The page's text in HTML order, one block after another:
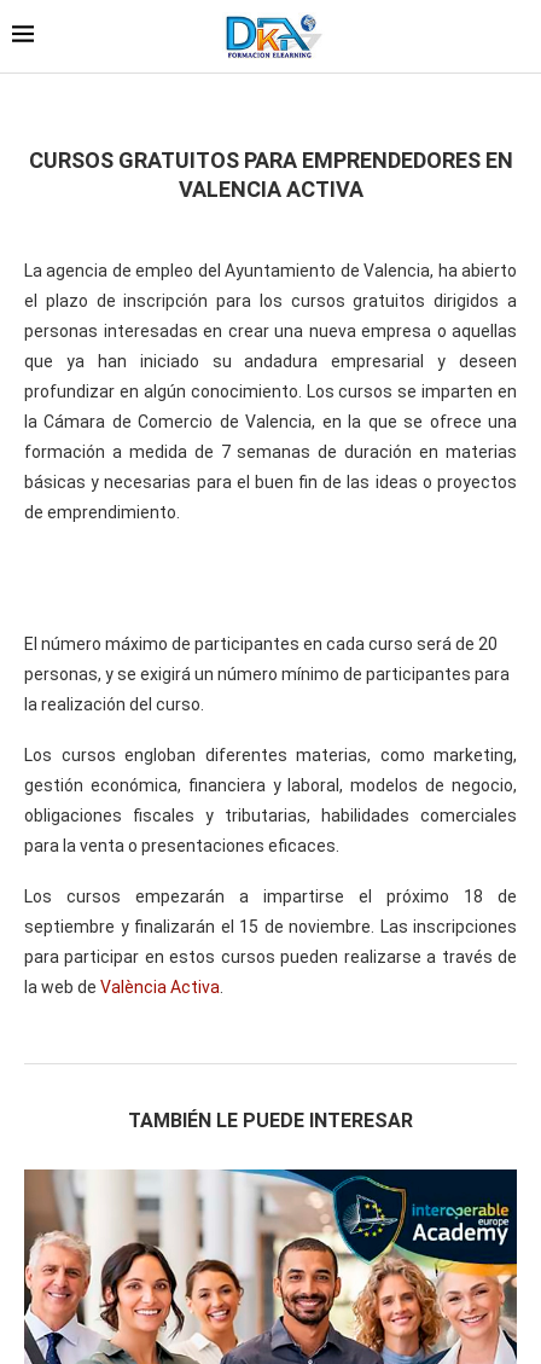
CURSOS GRATUITOS PARA EMPRENDEDORES EN
VALENCIA ACTIVA
La agencia de empleo del Ayuntamiento de Valencia, ha abierto
el plazo de inscripción para los cursos gratuitos dirigidos a
personas interesadas en crear una nueva empresa o aquellas
que ya han iniciado su andadura empresarial y deseen
profundizar en algún conocimiento. Los cursos se imparten en
la Cámara de Comercio de Valencia, en la que se ofrece una
formación a medida de 7 semanas de duración en materias
básicas y necesarias para el buen fin de las ideas o proyectos
de emprendimiento.
El número máximo de participantes en cada curso será de 20
personas, y se exigirá un número mínimo de participantes para
la realización del curso.
Los cursos engloban diferentes materias, como marketing,
gestión económica, financiera y laboral, modelos de negocio,
obligaciones fiscales y tributarias, habilidades comerciales
para la venta o presentaciones eficaces.
Los cursos empezarán a impartirse el próximo 18 de
septiembre y finalizarán el 15 de noviembre. Las inscripciones
para participar en estos cursos pueden realizarse a través de
la web de València Activa
TAMBIÉN LE PUEDE INTERESAR